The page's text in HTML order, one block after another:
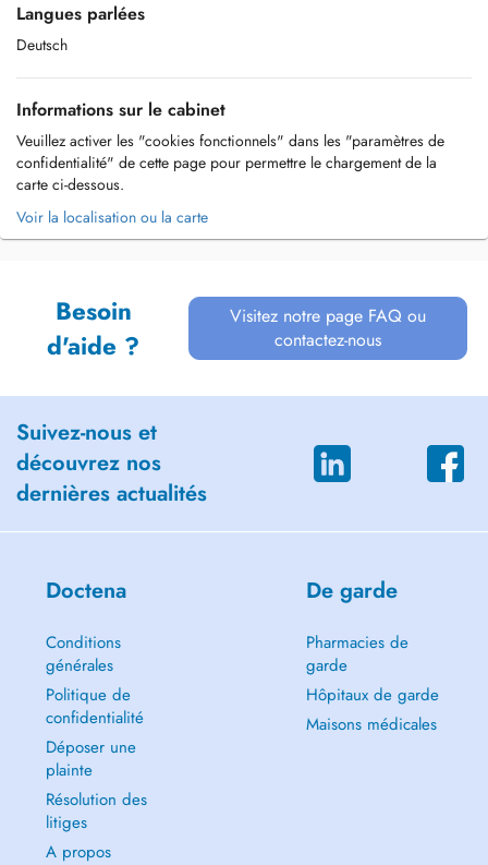
Langues parlées
Deutsch
Informations sur le cabinet
Veuillez activer les "cookies fonctionnels" dans les "paramètres de
confidentialité" de cette page pour permettre le chargement de la
carte ci-dessous.
Voir la localisation ou la carte
Besoin
d'aide ?
Visitez notre page FAQ ou
contactez-nous
Suivez-nous et
découvrez nos
dernières actualités
Doctena
Conditions
générales
Politique de
confidentialité
Déposer une
plainte
Résolution des
litiges
A propos
De garde
Pharmacies de
garde
Hôpitaux de garde
Maisons médicales